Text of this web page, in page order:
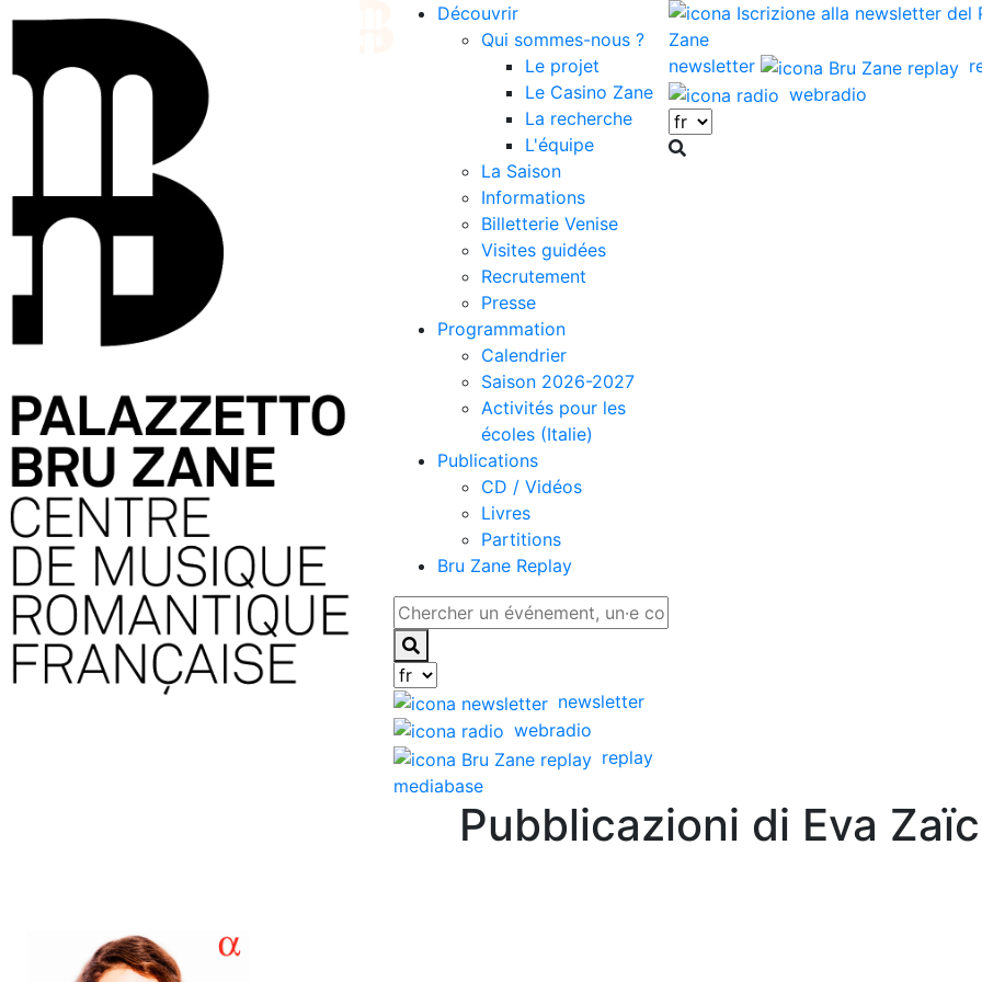
Découvrir
Qui sommes-nous ?
Le projet
Le Casino Zane
La recherche
L'équipe
La Saison
Informations
Billetterie Venise
Visites guidées
Recrutement
Presse
Programmation
Calendrier
Saison 2026-2027
Activités pour les
écoles (Italie)
Publications
CD / Vidéos
Livres
Partitions
Bru Zane Replay
newsletter
webradio
replay
mediabase
newsletter
webradio
Pubblicazioni di Eva